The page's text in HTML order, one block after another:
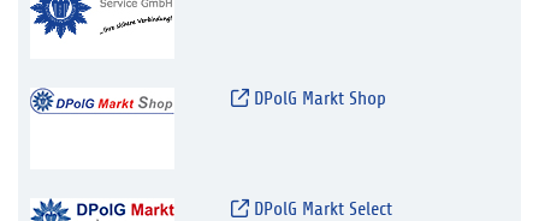
DPolG Markt Shop
DPolG Markt Select